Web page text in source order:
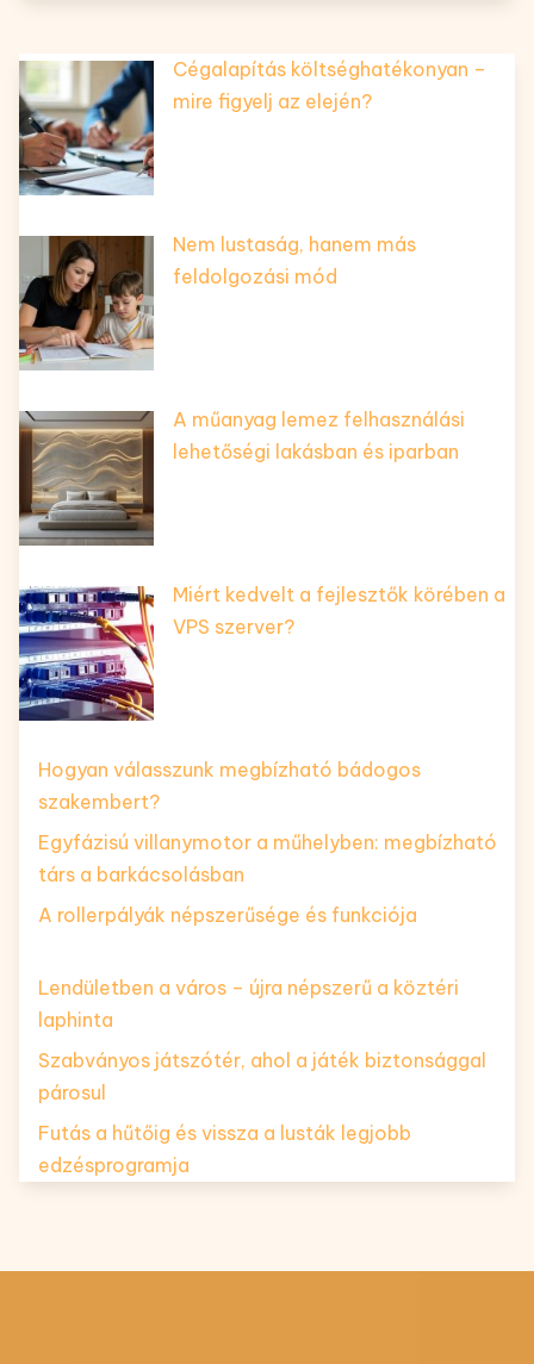
Cégalapítás költséghatékonyan –
mire figyelj az elején?
Nem lustaság, hanem más
feldolgozási mód
A műanyag lemez felhasználási
lehetőségi lakásban és iparban
Miért kedvelt a fejlesztők körében a
VPS szerver?
Hogyan válasszunk megbízható bádogos
szakembert?
Egyfázisú villanymotor a műhelyben: megbízható
társ a barkácsolásban
A rollerpályák népszerűsége és funkciója
Lendületben a város – újra népszerű a köztéri
laphinta
Szabványos játszótér, ahol a játék biztonsággal
párosul
Futás a hűtőig és vissza a lusták legjobb
edzésprogramja